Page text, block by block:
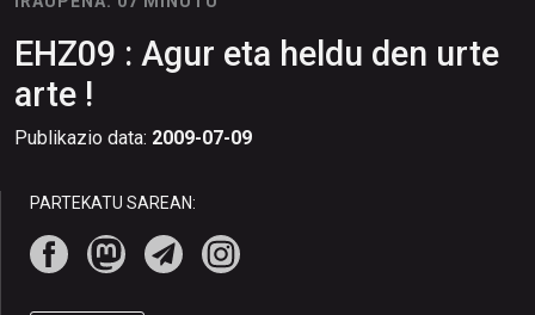
EHZ09 : Agur eta heldu den urte
arte !
Publikazio data: 2009-07-09
PARTEKATU SAREAN: